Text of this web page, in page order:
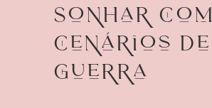
Sonhar com
cenários de
guerra